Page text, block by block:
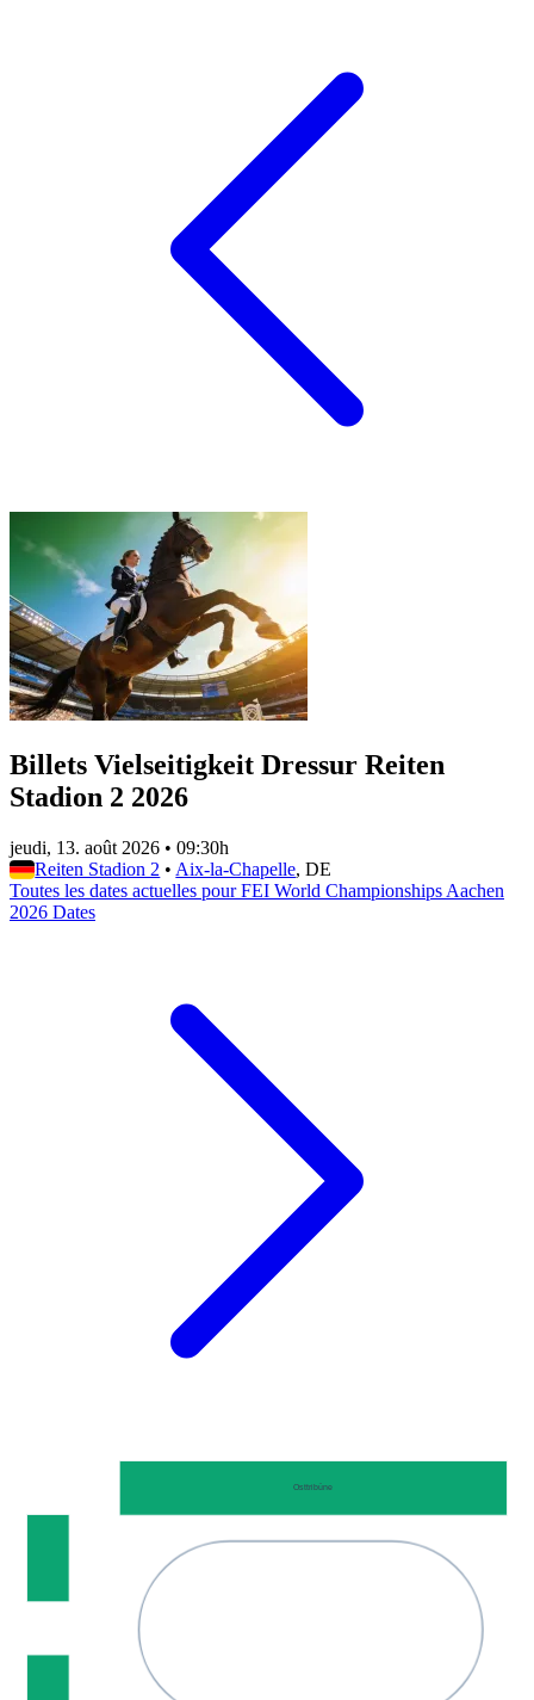
Billets Vielseitigkeit Dressur Reiten
Stadion 2 2026
jeudi, 13. août 2026 • 09:30h
Reiten Stadion 2 • Aix-la-Chapelle, DE
Toutes les dates actuelles pour FEI World Championships Aachen
2026 Dates
Osttribüne